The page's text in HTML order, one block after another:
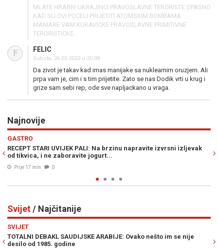
MLATE HRABRI UKRAJINCI PRAVOSLAVNE TERORISTE OPASNO
KAD SU OVI POCELI PRIJETITI ATOMSKIM BOMBAMA.
MAMARE VAM KUKAVICKE PRAVOSLAVNE PRIMITIVNE
TERORISTICKE .
F FELIC
Subota, 26.03.2022 u 20:08
Da zivot je takav kad imas manijake sa nuklearnim oruzjem. Ali
prpa vam je, cim i s tim prijetite. Zato se nas Dodik vrti u krug i
grize sam sebi rep, ode sve napljackano u vraga.
Najnovije
izvrsni izljevak
MNOGI ĆE SE IZNENADITI: U slučaju prehlade i
možemo ublažiti na ovaj način...
Svijet/ Najčitanije
im se nije
NA KORAK DO KATASTROFE: Iran potvrdio da je
mete u Ukrajini, evo kako je došlo do preokreta u